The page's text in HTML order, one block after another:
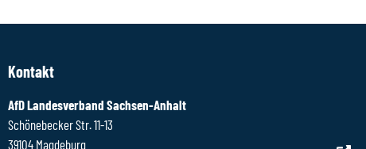
Kontakt
AfD Landesverband Sachsen-Anhalt
Schönebecker Str. 11-13
39104 Magdeburg